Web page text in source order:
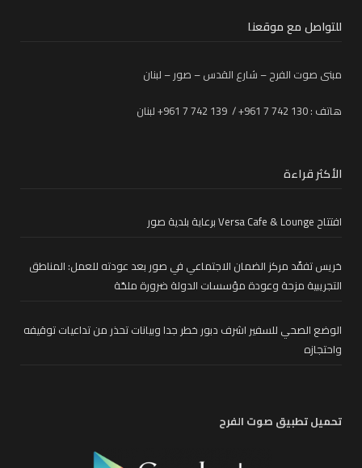
للتواصل مع موقعنا
مبنى صوت الفرح – شارع القدس – صور – لبنان
هاتف : 130 742 7 961+ / 139 742 7 961+ لبنان
الأكثر قراءة
افتتاح Versa Cafe & Lounge برعاية بلدية صور
خريس تفقّد مركز الضمان الاجتماعي في صور بعد عودته للعمل: المناطق
التجريبية مزحة وعودة مؤسسات الدولة ضرورة ملحّة
الوضع الصحي للسفير اشرف دبور خطر جدا وبيانات تحذر من تداعيات توقيفه
واحتجازه
تحميل تطبيق صوت الفرح